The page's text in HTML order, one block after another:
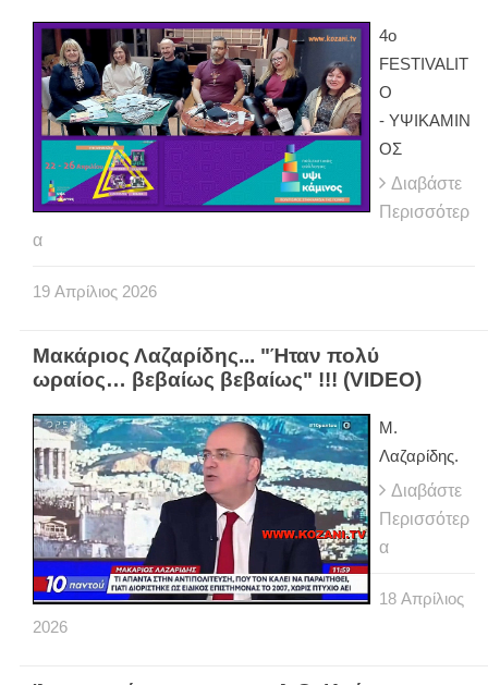
4ο
FESTIVALIT
O
- ΥΨΙΚΑΜΙΝ
ΟΣ
Διαβάστε
Περισσότερ
α
19 Απρίλιος 2026
Μακάριος Λαζαρίδης... "Ήταν πολύ
ωραίος… βεβαίως βεβαίως" !!! (VIDEO)
Μ.
Λαζαρίδης.
Διαβάστε
Περισσότερ
α
18 Απρίλιος
2026